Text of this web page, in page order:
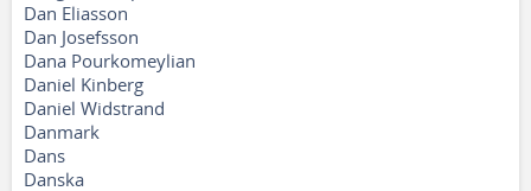
Dan Eliasson
Dan Josefsson
Dana Pourkomeylian
Daniel Kinberg
Daniel Widstrand
Danmark
Dans
Danska